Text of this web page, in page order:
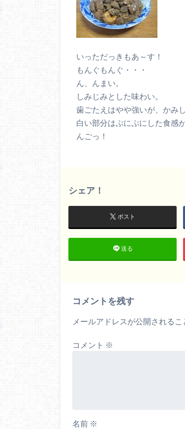
いっただっきもあ～す！
もんぐもんぐ・・・
ん、んまい。
しみじみとした味わい。
歯ごたえはやや強いが、かみ
白い部分はぷにぷにした食感
んごっ！
シェア！
ポスト
送る
コメントを残す
メールアドレスが公開されるこ
コメント ※
名前 ※